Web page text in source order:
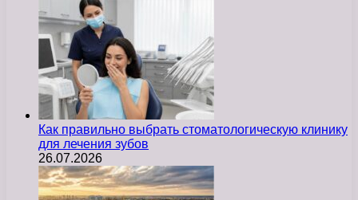
Как правильно выбрать стоматологическую клинику
для лечения зубов
26.07.2026